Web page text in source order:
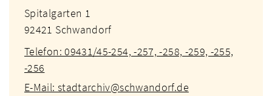
Spitalgarten 1
92421 Schwandorf
Telefon: 09431/45-254, -257, -258, -259, -255,
-256
E-Mail: stadtarchiv@schwandorf.de